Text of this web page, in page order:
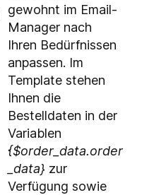
gewohnt im Email-
Manager nach
Ihren Bedürfnissen
anpassen. Im
Template stehen
Ihnen die
Bestelldaten in der
Variablen
{$order_data.order
_data} zur
Verfügung sowie